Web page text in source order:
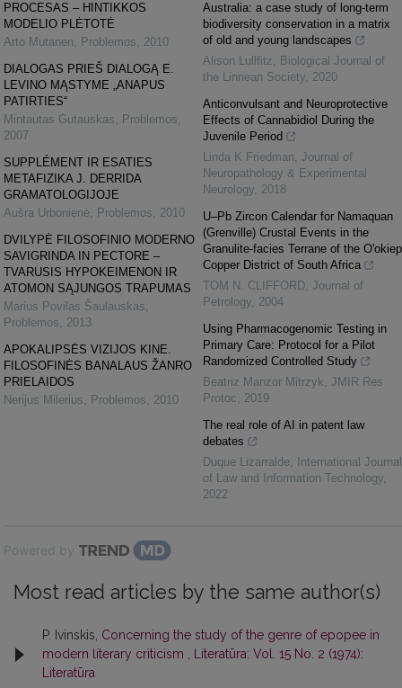
PROCESAS – HINTIKKOS
MODELIO PLĖTOTĖ
Arto Mutanen, Problemos, 2010
DIALOGAS PRIEŠ DIALOGĄ E.
LEVINO MĄSTYME „ANAPUS
PATIRTIES“
Mintautas Gutauskas, Problemos,
2007
SUPPLÉMENT IR ESATIES
METAFIZIKA J. DERRIDA
GRAMATOLOGIJOJE
Aušra Urbonienė, Problemos, 2010
DVILYPĖ FILOSOFINIO MODERNO
SAVIGRINDA IN PECTORE –
TVARUSIS HYPOKEIMENON IR
ATOMON SĄJUNGOS TRAPUMAS
Marius Povilas Šaulauskas,
Problemos, 2013
APOKALIPSĖS VIZIJOS KINE.
FILOSOFINĖS BANALAUS ŽANRO
PRIELAIDOS
Nerijus Milerius, Problemos, 2010
Australia: a case study of long-term
biodiversity conservation in a matrix
of old and young landscapes
Alison Lullfitz, Biological Journal of
the Linnean Society, 2020
Anticonvulsant and Neuroprotective
Effects of Cannabidiol During the
Juvenile Period
Linda K Friedman, Journal of
Neuropathology & Experimental
Neurology, 2018
U–Pb Zircon Calendar for Namaquan
(Grenville) Crustal Events in the
Granulite-facies Terrane of the O'okiep
Copper District of South Africa
TOM N. CLIFFORD, Journal of
Petrology, 2004
Using Pharmacogenomic Testing in
Primary Care: Protocol for a Pilot
Randomized Controlled Study
Beatriz Manzor Mitrzyk, JMIR Res
Protoc, 2019
The real role of AI in patent law
debates
Duque Lizarralde,
International Journal
of Law and Information Technology,
2022
Powered by
Most read articles by the same author(s)
P. Ivinskis, Concerning the study of the genre of epopee in
modern literary criticism , Literatūra: Vol. 15 No. 2 (1974):
Literatūra